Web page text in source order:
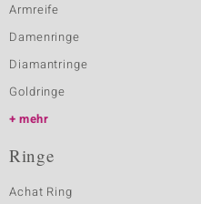
Armreife
Damenringe
Diamantringe
Goldringe
mehr
Ringe
Achat Ring